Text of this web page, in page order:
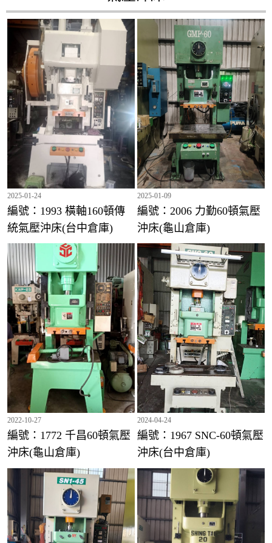
2025-01-24
編號：1993 橫軸160頓傳
統氣壓沖床(台中倉庫)
2025-01-09
編號：2006 力勤60頓氣壓
沖床(龜山倉庫)
2022-10-27
編號：1772 千昌60頓氣壓
沖床(龜山倉庫)
2024-04-24
編號：1967 SNC-60頓氣壓
沖床(台中倉庫)